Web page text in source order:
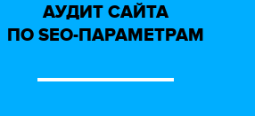
АУДИТ САЙТА
ПО SEO-ПАРАМЕТРАМ